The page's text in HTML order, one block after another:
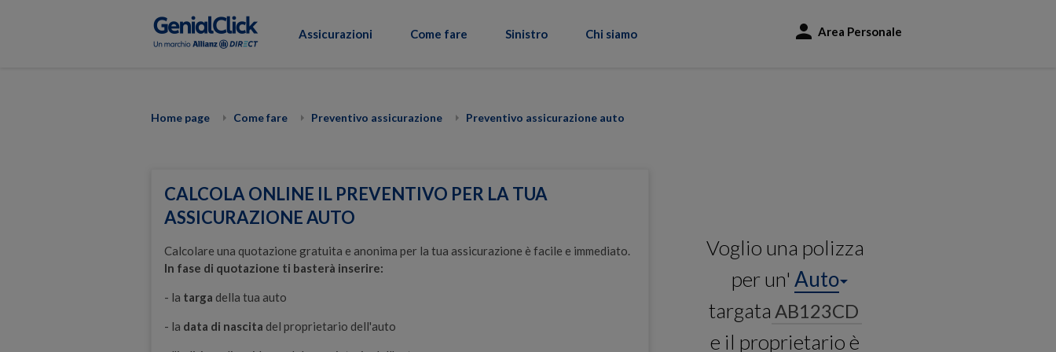
Area Personale
Assicurazioni Come fare Sinistro Chi siamo
Home page Come fare Preventivo assicurazione Preventivo assicurazione auto
CALCOLA ONLINE IL PREVENTIVO PER LA TUA
ASSICURAZIONE AUTO
Calcolare una quotazione gratuita e anonima per la tua assicurazione è facile e immediato.
In fase di quotazione ti basterà inserire:
- la targa della tua auto
- la data di nascita del proprietario dell'auto
Voglio una polizza
per un' Auto
targata
e il proprietario è